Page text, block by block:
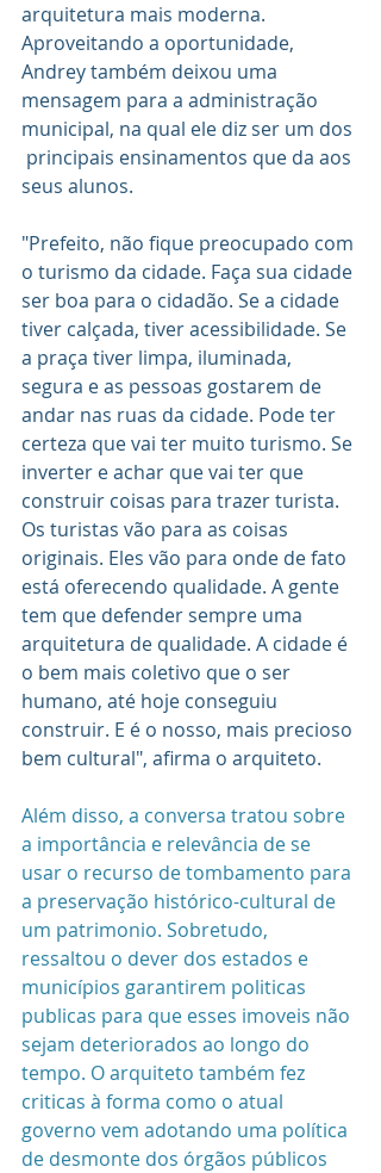
arquitetura mais moderna.
Aproveitando a oportunidade,
Andrey também deixou uma
mensagem para a administração
municipal, na qual ele diz ser um dos
principais ensinamentos que da aos
seus alunos.
"Prefeito, não fique preocupado com
o turismo da cidade. Faça sua cidade
ser boa para o cidadão. Se a cidade
tiver calçada, tiver acessibilidade. Se
a praça tiver limpa, iluminada,
segura e as pessoas gostarem de
andar nas ruas da cidade. Pode ter
certeza que vai ter muito turismo. Se
inverter e achar que vai ter que
construir coisas para trazer turista.
Os turistas vão para as coisas
originais. Eles vão para onde de fato
está oferecendo qualidade. A gente
tem que defender sempre uma
arquitetura de qualidade. A cidade é
o bem mais coletivo que o ser
humano, até hoje conseguiu
construir. E é o nosso, mais precioso
bem cultural", afirma o arquiteto.
Além disso, a conversa tratou sobre
a importância e relevância de se
usar o recurso de tombamento para
a preservação histórico-cultural de
um patrimonio. Sobretudo,
ressaltou o dever dos estados e
municípios garantirem politicas
publicas para que esses imoveis não
sejam deteriorados ao longo do
tempo. O arquiteto também fez
criticas à forma como o atual
governo vem adotando uma política
de desmonte dos órgãos públicos